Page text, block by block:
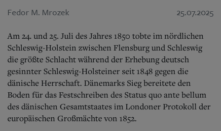
Start
Wer wir sind
Aktuelle Ausgabe
Abonnenten-Login
Abonnent werden
Abo Prämien
Archiv
Bücher
Fedor M. Mrozek 25.07.2025
Am 24. und 25. Juli des Jahres 1850 tobte im nördlichen
Schleswig-Holstein zwischen Flensburg und Schleswig
die größte Schlacht während der Erhebung deutsch
gesinnter Schleswig-Holsteiner seit 1848 gegen die
dänische Herrschaft. Dänemarks Sieg bereitete den
Boden für das Festschreiben des Status quo ante bellum
des dänischen Gesamtstaates im Londoner Protokoll der
europäischen Großmächte von 1852.